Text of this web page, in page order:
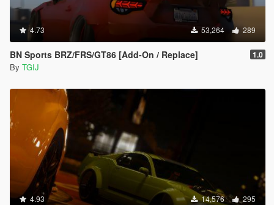
4.73 53,264 289
BN Sports BRZ/FRS/GT86 [Add-On / Replace] 1.0
By TGIJ
4.93 14,576 295